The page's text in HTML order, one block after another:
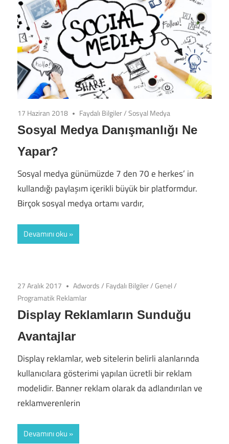
17 Haziran 2018 Faydalı Bilgiler/Sosyal Medya
Sosyal Medya Danışmanlığı Ne
Yapar?
Sosyal medya günümüzde 7 den 70 e herkes’ in
kullandığı paylaşım içerikli büyük bir platformdur.
Birçok sosyal medya ortamı vardır,
Devamını oku
27 Aralık 2017 Adwords/ Faydalı Bilgiler/Genel/
Programatik Reklamlar
Display Reklamların Sunduğu
Avantajlar
Display reklamlar, web sitelerin belirli alanlarında
kullanıcılara gösterimi yapılan ücretli bir reklam
modelidir. Banner reklam olarak da adlandırılan ve
reklamverenlerin
Devamını oku